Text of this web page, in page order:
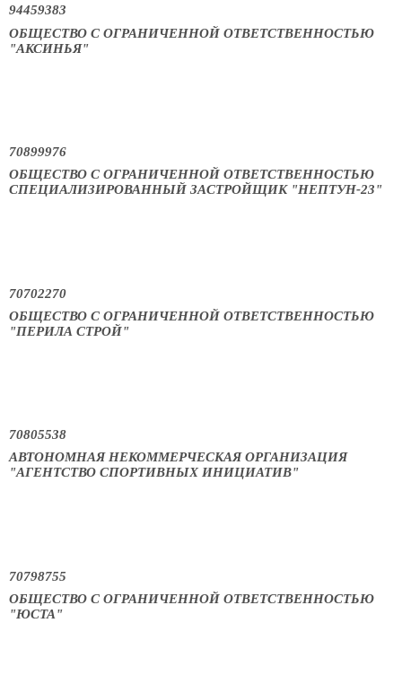
94459383
ОБЩЕСТВО С ОГРАНИЧЕННОЙ ОТВЕТСТВЕННОСТЬЮ
"АКСИНЬЯ"
70899976
ОБЩЕСТВО С ОГРАНИЧЕННОЙ ОТВЕТСТВЕННОСТЬЮ
СПЕЦИАЛИЗИРОВАННЫЙ ЗАСТРОЙЩИК "НЕПТУН-23"
70702270
ОБЩЕСТВО С ОГРАНИЧЕННОЙ ОТВЕТСТВЕННОСТЬЮ
"ПЕРИЛА СТРОЙ"
70805538
АВТОНОМНАЯ НЕКОММЕРЧЕСКАЯ ОРГАНИЗАЦИЯ
"АГЕНТСТВО СПОРТИВНЫХ ИНИЦИАТИВ"
70798755
ОБЩЕСТВО С ОГРАНИЧЕННОЙ ОТВЕТСТВЕННОСТЬЮ
"ЮСТА"